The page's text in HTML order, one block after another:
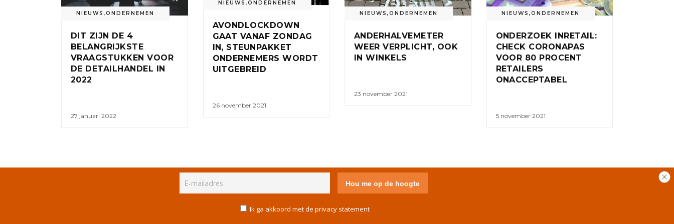
NIEUWS ,ONDERNEMEN
DIT ZIJN DE 4
BELANGRIJKSTE
VRAAGSTUKKEN VOOR
DE DETAILHANDEL IN
2022
27 januari 2022
NIEUWS ,ONDERNEMEN
AVONDLOCKDOWN
GAAT VANAF ZONDAG
IN, STEUNPAKKET
ONDERNEMERS WORDT
UITGEBREID
26 november 2021
NIEUWS ,ONDERNEMEN
ANDERHALVEMETER
WEER VERPLICHT, OOK
IN WINKELS
23 november 2021
NIEUWS ,ONDERNEMEN
ONDERZOEK INRETAIL:
CHECK CORONAPAS
VOOR 80 PROCENT
RETAILERS
ONACCEPTABEL
5 november 2021
ALLE RECHTEN VOORBEHOUDEN PRIVACY STATEMENT DISCLAIMER COLOFON CONTACT
COOKIE POLICY (EU)
Ik ga akkoord met de privacy statement